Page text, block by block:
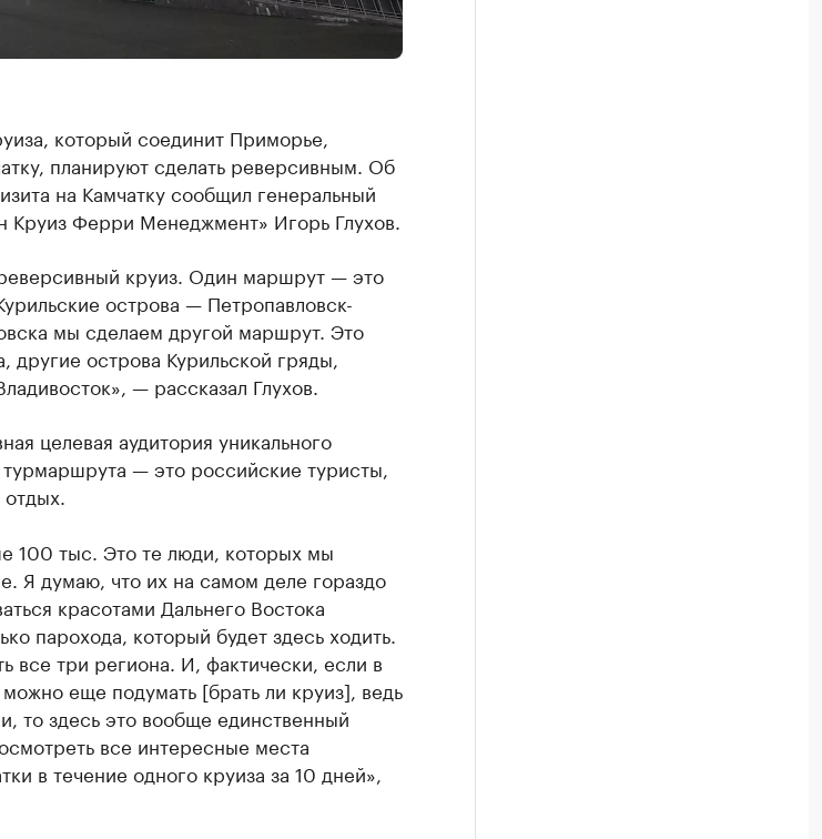
который соединит Приморье,
планируют сделать реверсивным. Об
на Камчатку сообщил генеральный
Ферри Менеджмент» Игорь Глухов.
круиз. Один маршрут — это
острова — Петропавловск-
мы сделаем другой маршрут. Это
другие острова Курильской гряды,
— рассказал Глухов.
целевая аудитория уникального
— это российские туристы,
100 тыс. Это те люди, которых мы
Я думаю, что их на самом деле гораздо
красотами Дальнего Востока
парохода, который будет здесь ходить.
все три региона. И, фактически, если в
еще подумать [брать ли круиз], ведь
то здесь это вообще единственный
все интересные места
в течение одного круиза за 10 дней»,